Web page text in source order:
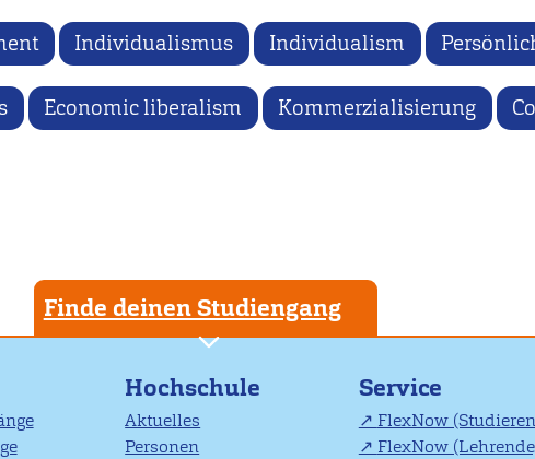
Individualismus Individualism
Economic liberalism Kommerzialisierung
Finde deinen Studiengang
Hochschule
Aktuelles
Personen
Service
FlexNow
FlexNow